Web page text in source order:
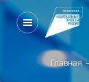
Главная